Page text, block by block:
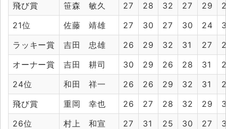
飛び賞
笹森 敏久 27 28 32 27 29
21位
佐藤 靖雄 27 30 27 30 24
ラッキー賞
吉田 忠雄 26 29 32 31 27
オーナー賞
吉田 耕司 30 29 26 28 31
24位
和田 祥一 26 26 29 32 31
飛び賞
重岡 幸也 26 27 28 32 29
26位
村上 和宣 27 31 25 30 27